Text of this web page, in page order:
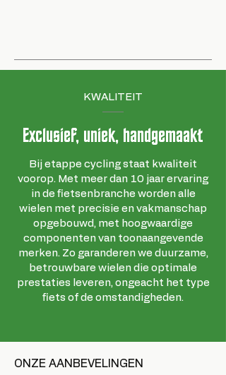
KWALITEIT
Exclusief, uniek, handgemaakt
Bij etappe cycling staat kwaliteit
voorop. Met meer dan 10 jaar ervaring
in de fietsenbranche worden alle
wielen met precisie en vakmanschap
opgebouwd, met hoogwaardige
componenten van toonaangevende
merken. Zo garanderen we duurzame,
betrouwbare wielen die optimale
prestaties leveren, ongeacht het type
fiets of de omstandigheden.
ONZE AANBEVELINGEN